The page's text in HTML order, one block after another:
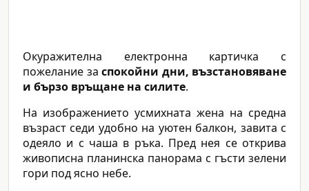
Окуражителна електронна картичка с
пожелание за спокойни дни, възстановяване
и бързо връщане на силите.
На изображението усмихната жена на средна
възраст седи удобно на уютен балкон, завита с
одеяло и с чаша в ръка. Пред нея се открива
живописна планинска панорама с гъсти зелени
гори под ясно небе.